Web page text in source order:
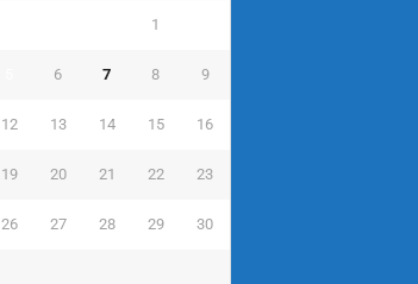
1
6 7 8 9
12 13 14 15 16
19 20 21 22 23
26 27 28 29 30